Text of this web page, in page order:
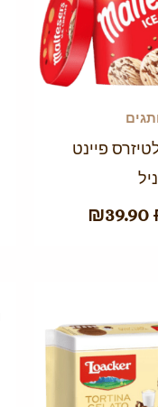
פיינט
₪39.90